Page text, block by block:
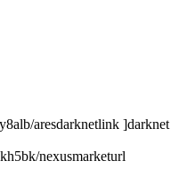
aresdarknetlink ]darknet
nexusmarketurl